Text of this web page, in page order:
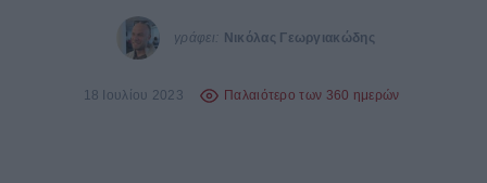
γράφει: Νικόλας Γεωργιακώδης
18 Ιουλίου 2023 Παλαιότερο των 360 ημερών